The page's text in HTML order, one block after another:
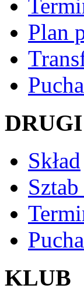
Plan
Skład
KLUB